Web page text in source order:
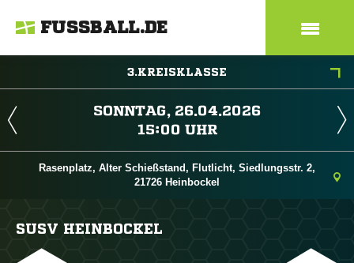
FUSSBALL.DE
3.KREISKLASSE
 
 
Rasenplatz, Alter Schießstand, Flutlicht, Siedlungsstr. 2,
21726 Heinbockel
SUSV HEINBOCKEL